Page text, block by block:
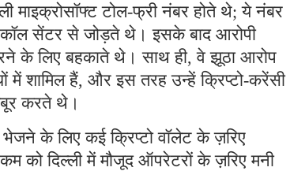
माइक्रोसॉफ्ट टोल-फ्री नंबर होते थे; ये नंबर
कॉल सेंटर से जोड़ते थे। इसके बाद आरोपी
के लिए बहकाते थे। साथ ही, वे झूठा आरोप
में शामिल हैं, और इस तरह उन्हें क्रिप्टो-करेंसी
करते थे।
भेजने के लिए कई क्रिप्टो वॉलेट के ज़रिए
को दिल्ली में मौजूद ऑपरेटरों के ज़रिए मनी